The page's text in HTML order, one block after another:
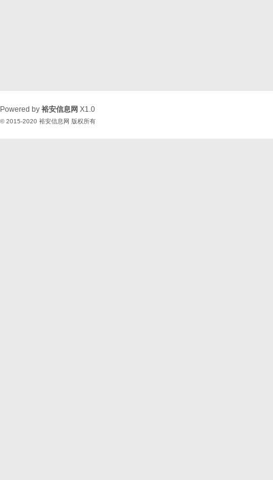
Powered by 裕安信息网 X1.0
© 2015-2020 裕安信息网 版权所有